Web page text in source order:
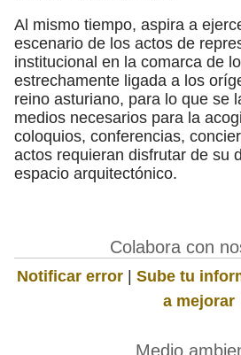
Al mismo tiempo, aspira a
escenario de los actos de
institucional en la comarca de
estrechamente ligada a los
reino asturiano, para lo que se
medios necesarios para la
coloquios, conferencias,
actos requieran disfrutar de su
espacio arquitectónico.
Colabora con
Notificar error | Sube tu
a mejorar
Medio